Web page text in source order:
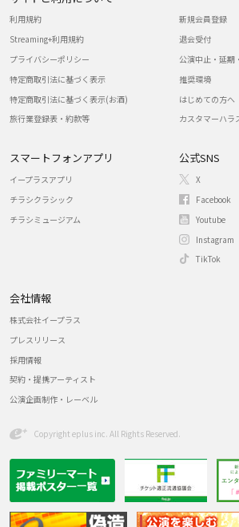
利用規約
Streaming+利用規約
プライバシーポリシー
特定商取引法に基づく表示
特定商取引法に基づく表示(お酒)
旅行業登録表・約款等
新規会員登録
退会受付
公演中止・延期
推奨環境
はじめての方へ
カスタマーハラ
スマートフォンアプリ
イープラスアプリ
チラシクラシック
チラシミュージアム
公式SNS
X
Facebook
Youtube
Instagram
TikTok
会社情報
株式会社イープラス
プレスリリース
採用情報
契約・提携アーティスト
公演企画制作・レーベル
Copyright eplus inc. All Rights Reserved.